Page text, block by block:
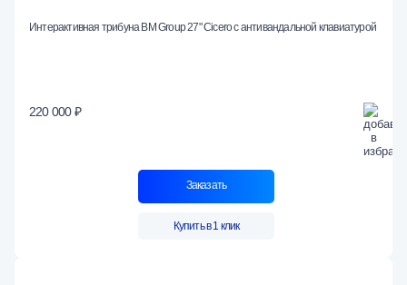
Интерактивная трибуна BM Group 27" Cicero с антивандальной клавиатурой
220 000 ₽
Заказать
Купить в 1 клик